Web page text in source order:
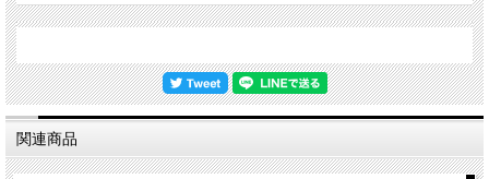
関連商品